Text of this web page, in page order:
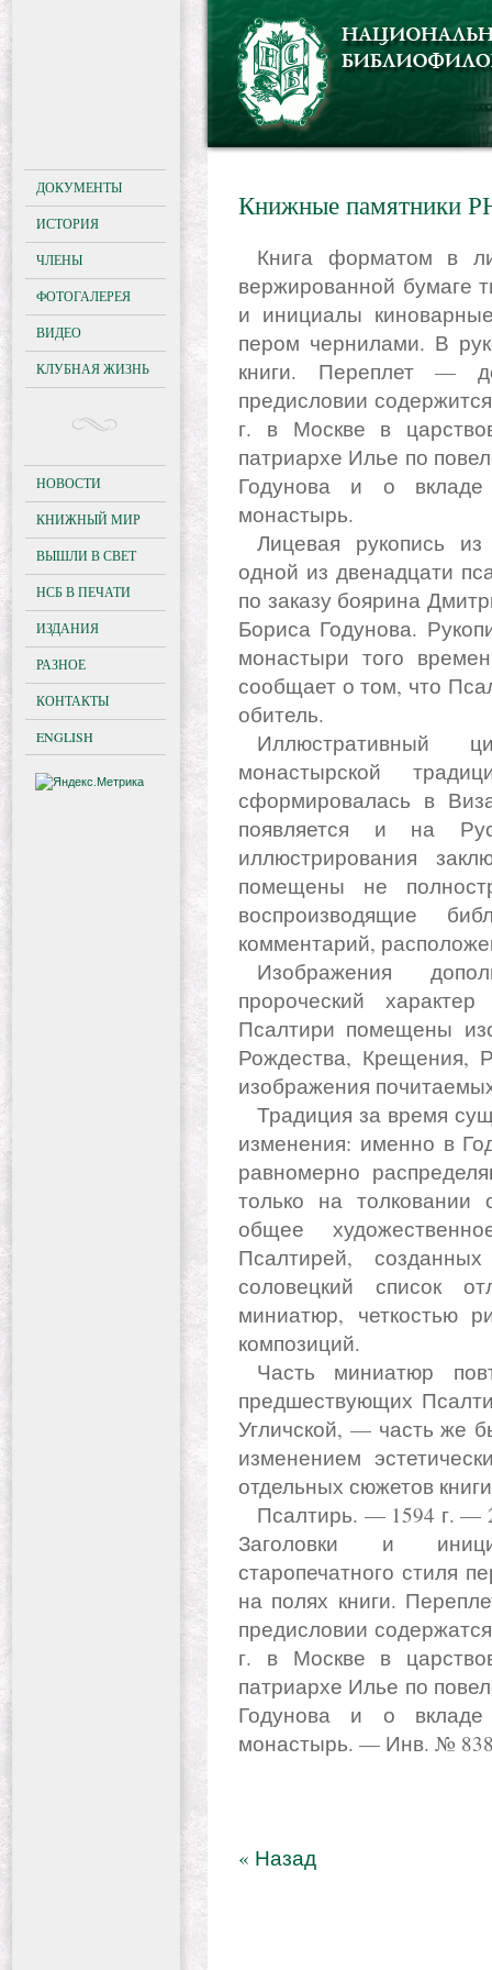
Книжные памятники
Книга форматом в лист написана на мануфактурной
вержированной бумаге
и инициалы
пером чернилами. В
книги. Переплет —
предисловии
г. в Москве в
патриархе Илье по
Годунова и о
монастырь.
Лицевая рукопись из Соловецкого собрания является
одной из двенадцати
по заказу боярина
Бориса Годунова.
монастыри того
сообщает о том, что
обитель.
Иллюстративный цикл рукописи относится к
монастырской
сформировалась в
появляется и на
иллюстрирования
помещены не
воспроизводящие
комментарий,
Изображения дополняют текст: указывают на
пророческий
Псалтири помещены
Рождества, Крещения,
изображения
Традиция за время существования на Руси претерпевала
изменения: именно в
равномерно
только на толковании
общее
Псалтирей,
соловецкий список
миниатюр, четкостью
композиций.
Часть миниатюр повторяет изобразительную модель
предшествующих
Угличской, — часть же
изменением
отдельных сюжетов
Псалтирь. — 1594 г. — 2º (37,7 × 26,5). 610 л. — Полуустав.
Заголовки и
старопечатного стиля
на полях книги.
предисловии
г. в Москве в
патриархе Илье по
Годунова и о
монастырь. — Инв. №
« Назад
ДОКУМЕНТЫ
ИСТОРИЯ
ЧЛЕНЫ
ФОТОГАЛЕРЕЯ
ВИДЕО
КЛУБНАЯ ЖИЗНЬ
НОВОСТИ
КНИЖНЫЙ МИР
ВЫШЛИ В СВЕТ
НСБ В ПЕЧАТИ
ИЗДАНИЯ
РАЗНОЕ
КОНТАКТЫ
ENGLISH